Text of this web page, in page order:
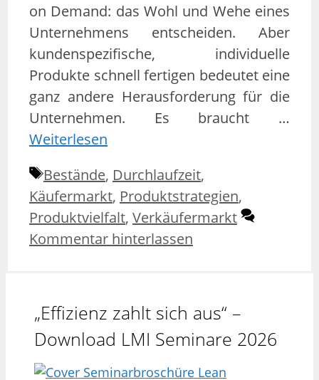
on Demand: das Wohl und Wehe eines
Unternehmens entscheiden. Aber
kundenspezifische, individuelle
Produkte schnell fertigen bedeutet eine
ganz andere Herausforderung für die
Unternehmen. Es braucht …
Weiterlesen
Schlagwörter
Bestände, Durchlaufzeit,
Käufermarkt, Produktstrategien,
Produktvielfalt, Verkäufermarkt
Kommentar hinterlassen
„Effizienz zahlt sich aus“ –
Download LMI Seminare 2026